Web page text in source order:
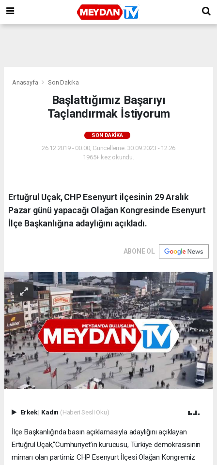
Anasayfa Son Dakika
Başlattığımız Başarıyı
Taçlandırmak İstiyorum
SON DAKIKA
26.12.2019 - 00:00, Güncelleme: 30.09.2023 - 12:26
1965+ kez okundu.
Ertuğrul Uçak, CHP Esenyurt ilçesinin 29 Aralık
Pazar günü yapacağı Olağan Kongresinde Esenyurt
İlçe Başkanlığına adaylığını açıkladı.
ABONE OL
Erkek| Kadın (Haberi Sesli Oku)
İlçe Başkanlığında basın açıklamasıyla adaylığını açıklayan
Ertuğrul Uçak,“Cumhuriyet’in kurucusu, Türkiye demokrasisinin
mimarı olan partimiz CHP Esenyurt İlçesi Olağan Kongremiz